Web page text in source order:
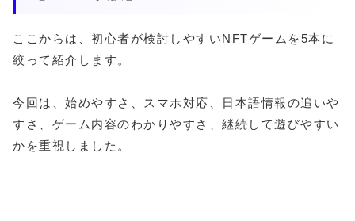
ここからは、初心者が検討しやすいNFTゲームを5本に
絞って紹介します。
今回は、始めやすさ、スマホ対応、日本語情報の追いや
すさ、ゲーム内容のわかりやすさ、継続して遊びやすい
かを重視しました。